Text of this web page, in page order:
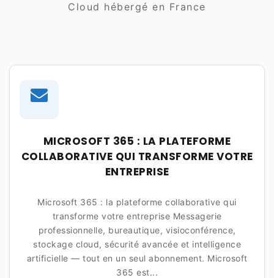
Cloud hébergé en France
MICROSOFT 365 : LA PLATEFORME
COLLABORATIVE QUI TRANSFORME VOTRE
ENTREPRISE
Microsoft 365 : la plateforme collaborative qui
transforme votre entreprise Messagerie
professionnelle, bureautique, visioconférence,
stockage cloud, sécurité avancée et intelligence
artificielle — tout en un seul abonnement. Microsoft
365 est...